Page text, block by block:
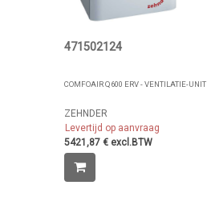
471502124
COMFOAIR Q600 ERV - VENTILATIE-UNIT
ZEHNDER
Levertijd op aanvraag
5421,87 € excl.BTW